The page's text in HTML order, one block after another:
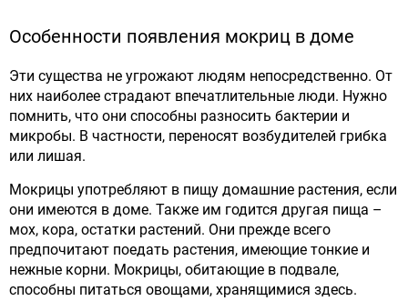
Особенности появления мокриц в доме
Эти существа не угрожают людям непосредственно. От
них наиболее страдают впечатлительные люди. Нужно
помнить, что они способны разносить бактерии и
микробы. В частности, переносят возбудителей грибка
или лишая.
Мокрицы употребляют в пищу домашние растения, если
они имеются в доме. Также им годится другая пища –
мох, кора, остатки растений. Они прежде всего
предпочитают поедать растения, имеющие тонкие и
нежные корни. Мокрицы, обитающие в подвале,
способны питаться овощами, хранящимися здесь.